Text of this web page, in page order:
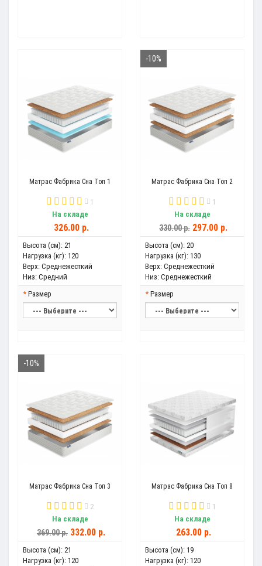
Матрас Фабрика Сна Топ 1
1
На складе
326.00 р.
Высота (см): 21
Нагрузка (кг): 120
Верх: Среднежесткий
Низ: Средний
Размер
-10%
Матрас Фабрика Сна Топ 2
1
На складе
330.00 р. 297.00 р.
Высота (см): 20
Нагрузка (кг): 130
Верх: Среднежесткий
Низ: Среднежесткий
Размер
-10%
Матрас Фабрика Сна Топ 3
2
На складе
369.00 р. 332.00 р.
Высота (см): 21
Нагрузка (кг): 120
Матрас Фабрика Сна Топ 8
1
На складе
263.00 р.
Высота (см): 19
Нагрузка (кг): 120